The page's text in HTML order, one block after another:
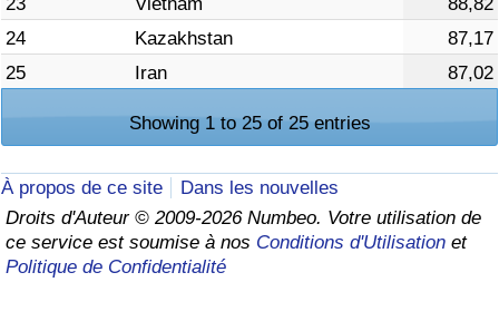
24
Kazakhstan
87,17
25
Iran 87,02
Showing 1 to 25 of 25 entries
À propos de ce site
Dans les nouvelles
Droits d'Auteur © 2009-2026 Numbeo. Votre utilisation de
ce service est soumise à nos Conditions d'Utilisation et
Politique de Confidentialité